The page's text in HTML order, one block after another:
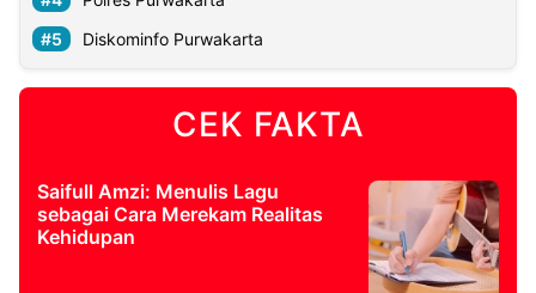
Diskominfo Purwakarta
CEK FAKTA
Saifull Amzi: Menulis Lagu
sebagai Cara Merekam Realitas
Kehidupan